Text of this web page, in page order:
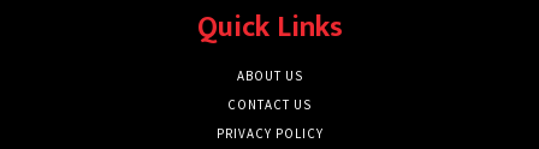
Quick Links
ABOUT US
CONTACT US
PRIVACY POLICY